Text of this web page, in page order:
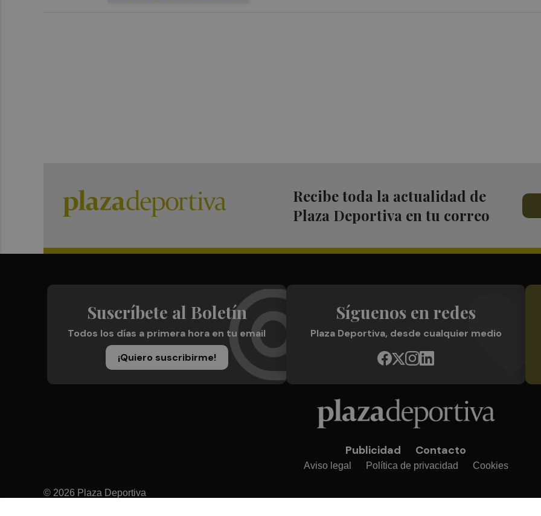
Recibe toda la actualidad de
Plaza Deportiva en tu correo
Suscríbete al Boletín
Todos los días a primera hora en tu email
¡Quiero suscribirme!
Síguenos en redes
Plaza Deportiva, desde cualquier medio
Publicidad Contacto
Aviso legal Política de privacidad Cookies
© 2026 Plaza Deportiva